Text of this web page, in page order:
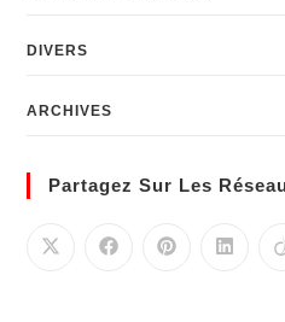
DIVERS
ARCHIVES
Partagez Sur Les